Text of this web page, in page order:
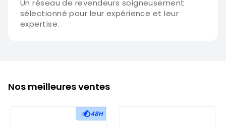
Un réseau de revendeurs soigneusement
sélectionné pour leur expérience et leur
expertise.
Nos meilleures ventes
48H